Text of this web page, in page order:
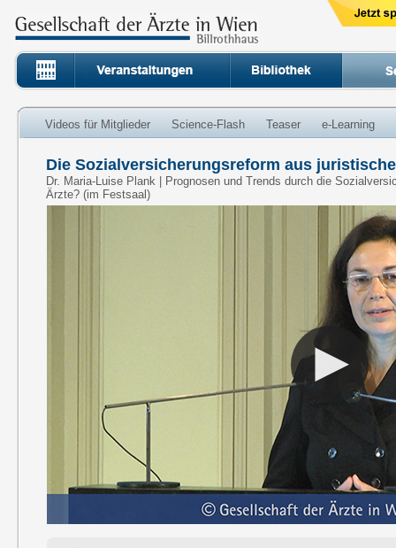
Videos für Mitglieder Science-Flash Teaser e-Learning
Die Sozialversicherungsreform aus
Dr. Maria-Luise Plank | Prognosen und Trends durch die
Ärzte? (im Festsaal)